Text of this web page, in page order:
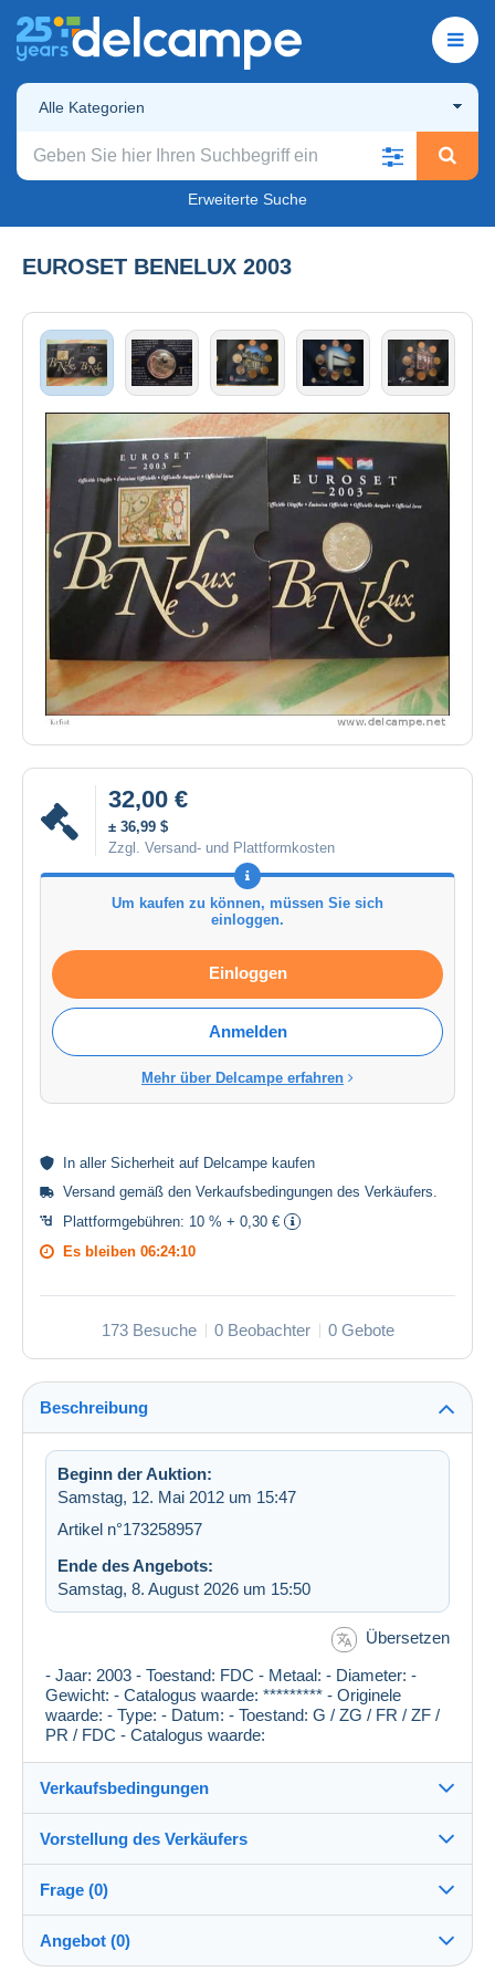
Alle Kategorien
Erweiterte Suche
EUROSET BENELUX 2003
32,00 €
± 36,99 $
Zzgl. Versand- und Plattformkosten
Um kaufen zu können, müssen Sie sich
einloggen.
Einloggen
Anmelden
Mehr über Delcampe erfahren
In aller Sicherheit auf Delcampe kaufen
Versand gemäß den Verkaufsbedingungen des Verkäufers.
Plattformgebühren: 10 % + 0,30 €
Es bleiben 06:24:10
173 Besuche 0 Beobachter 0 Gebote
Beschreibung
Beginn der Auktion:
Samstag, 12. Mai 2012 um 15:47
Artikel n°173258957
Ende des Angebots:
Samstag, 8. August 2026 um 15:50
Übersetzen
- Jaar: 2003 - Toestand: FDC - Metaal: - Diameter: -
Gewicht: - Catalogus waarde: ********* - Originele
waarde: - Type: - Datum: - Toestand: G / ZG / FR / ZF /
PR / FDC - Catalogus waarde:
Verkaufsbedingungen
Versand nach:
Die Liste der Länder einsehen
Direkte Übergabe:
Ja
Vorstellung des Verkäufers
turfist100%(1601x)
Shop
Frage (0)
Angebot (0)